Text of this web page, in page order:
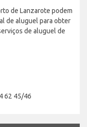
de Lanzarote podem
de aluguel para obter
de aluguel de
62 45/46